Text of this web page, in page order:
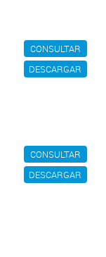
CONSULTAR
DESCARGAR
CONSULTAR
DESCARGAR